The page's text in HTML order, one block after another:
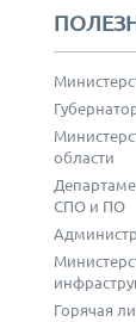
области
СПО и ПО
Горячая